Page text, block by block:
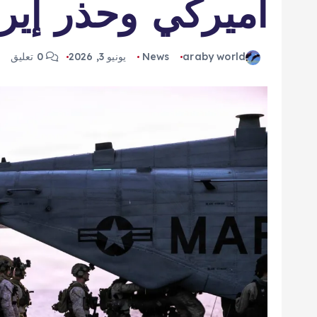
أميركي وحذر
araby world
News يونيو 3, 2026 0 تعليق